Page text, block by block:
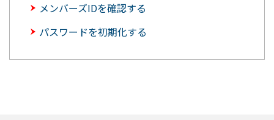
メンバーズIDを確認する
パスワードを初期化する